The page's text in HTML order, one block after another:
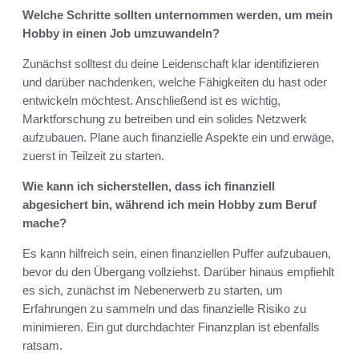
Welche Schritte sollten unternommen werden, um mein
Hobby in einen Job umzuwandeln?
Zunächst solltest du deine Leidenschaft klar identifizieren
und darüber nachdenken, welche Fähigkeiten du hast oder
entwickeln möchtest. Anschließend ist es wichtig,
Marktforschung zu betreiben und ein solides Netzwerk
aufzubauen. Plane auch finanzielle Aspekte ein und erwäge,
zuerst in Teilzeit zu starten.
Wie kann ich sicherstellen, dass ich finanziell
abgesichert bin, während ich mein Hobby zum Beruf
mache?
Es kann hilfreich sein, einen finanziellen Puffer aufzubauen,
bevor du den Übergang vollziehst. Darüber hinaus empfiehlt
es sich, zunächst im Nebenerwerb zu starten, um
Erfahrungen zu sammeln und das finanzielle Risiko zu
minimieren. Ein gut durchdachter Finanzplan ist ebenfalls
ratsam.